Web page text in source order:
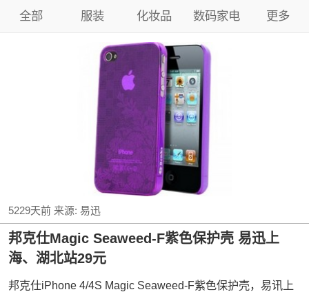
全部 服装 化妆品 数码家电 更多
5229天前来源:易迅
邦克仕Magic Seaweed-F紫色保护壳 易迅上
海、湖北站29元
邦克仕iPhone 4/4S Magic Seaweed-F紫色保护壳，易讯上